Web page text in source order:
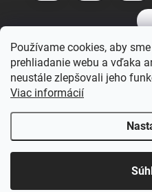
Používame cookies, aby
prehliadanie webu a vďaka
neustále zlepšovali jeho
Viac informácií